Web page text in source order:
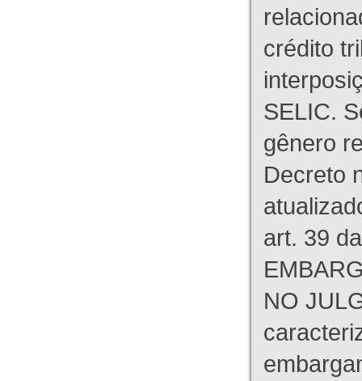
crédito
SELIC.
gênero
Decreto
art. 39
NO